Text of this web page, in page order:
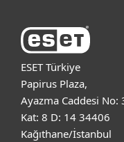
ESET Türkiye
Papirus Plaza,
Ayazma Caddesi No:
Kat: 8 D: 14 34406
Kağıthane/İstanbul